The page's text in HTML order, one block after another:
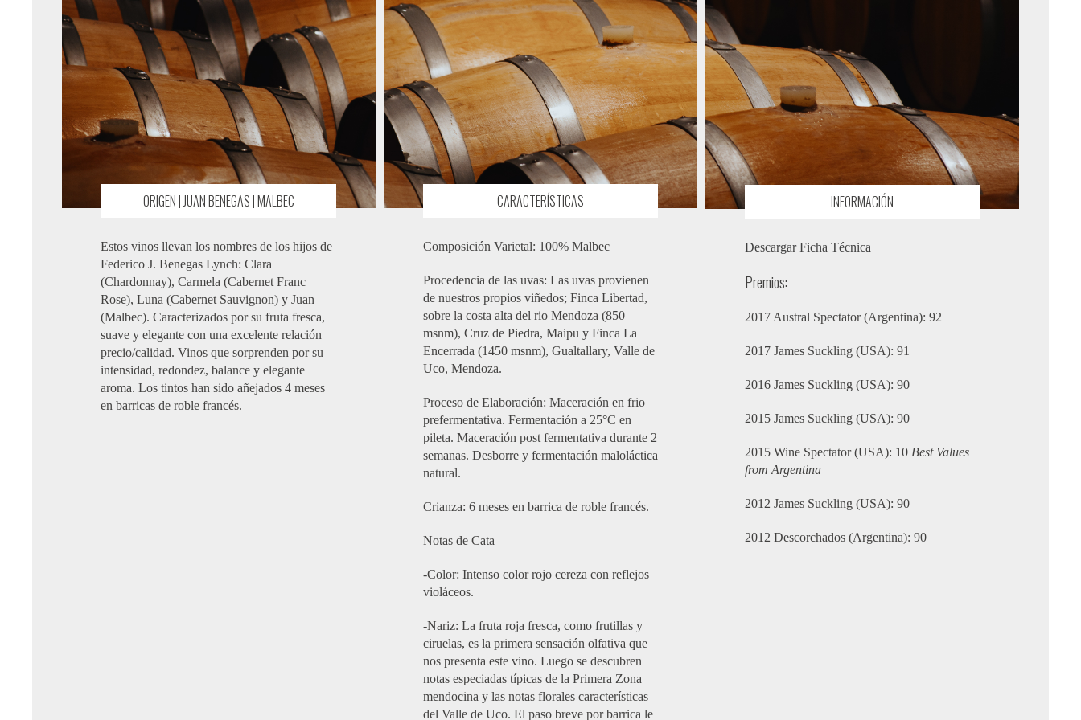
ORIGEN | JUAN BENEGAS | MALBEC
Estos vinos llevan los nombres de los hijos de
Federico J. Benegas Lynch: Clara
(Chardonnay), Carmela (Cabernet Franc
Rose), Luna (Cabernet Sauvignon) y Juan
(Malbec). Caracterizados por su fruta fresca,
suave y elegante con una excelente relación
precio/calidad. Vinos que sorprenden por su
intensidad, redondez, balance y elegante
aroma. Los tintos han sido añejados 4 meses
en barricas de roble francés.
CARACTERÍSTICAS
Composición Varietal: 100% Malbec
Procedencia de las uvas: Las uvas provienen
de nuestros propios viñedos; Finca Libertad,
sobre la costa alta del rio Mendoza (850
msnm), Cruz de Piedra, Maipu y Finca La
Encerrada (1450 msnm), Gualtallary, Valle de
Uco, Mendoza.
Proceso de Elaboración: Maceración en frio
prefermentativa. Fermentación a 25°C en
pileta. Maceración post fermentativa durante 2
semanas. Desborre y fermentación maloláctica
natural.
Crianza: 6 meses en barrica de roble francés.
Notas de Cata
-Color: Intenso color rojo cereza con reflejos
violáceos.
-Nariz: La fruta roja fresca, como frutillas y
ciruelas, es la primera sensación olfativa que
nos presenta este vino. Luego se descubren
notas especiadas típicas de la Primera Zona
mendocina y las notas florales características
del Valle de Uco. El paso breve por barrica le
INFORMACIÓN
Descargar Ficha Técnica
Premios:
2017 Austral Spectator (Argentina): 92
2017 James Suckling (USA): 91
2016 James Suckling (USA): 90
2015 James Suckling (USA): 90
2015 Wine Spectator (USA): 10 Best Values
from Argentina
2012 James Suckling (USA): 90
2012 Descorchados (Argentina): 90